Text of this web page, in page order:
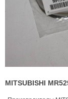
MITSUBISHI